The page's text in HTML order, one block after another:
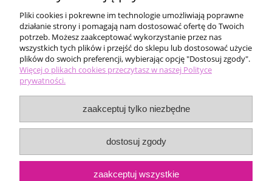
Pomoc
Moje konto
Płatności i dostawa
Informacje
Pliki cookies i pokrewne im technologie umożliwiają poprawne
działanie strony i pomagają nam dostosować ofertę do Twoich
potrzeb. Możesz zaakceptować wykorzystanie przez nas
wszystkich tych plików i przejść do sklepu lub dostosować użycie
plików do swoich preferencji, wybierając opcję "Dostosuj zgody".
Więcej o plikach cookies przeczytasz w naszej Polityce
prywatności.
zaakceptuj tylko niezbędne
dostosuj zgody
zaakceptuj wszystkie